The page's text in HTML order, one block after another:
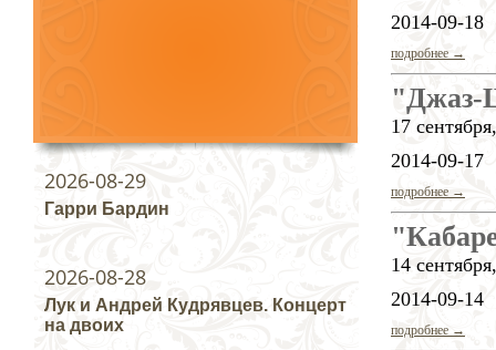
2014-09-18
подробнее →
"Джаз-
17
2014-09-17
подробнее →
14
2014-09-14
подробнее →
2026-08-29
Гарри Бардин
2026-08-28
Лук и Андрей Кудрявцев. Концерт
на двоих